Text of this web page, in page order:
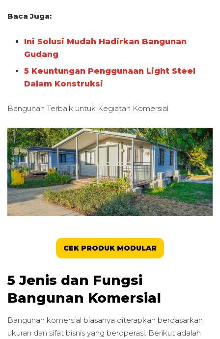
Baca Juga:
Ini Solusi Mudah Hadirkan Bangunan
Gudang
5 Keuntungan Penggunaan Light Steel
Dalam Konstruksi
Bangunan Terbaik untuk Kegiatan Komersial
CEK PRODUK MODULAR
5 Jenis dan Fungsi
Bangunan Komersial
Bangunan komersial biasanya diterapkan berdasarkan
ukuran dan sifat bisnis yang beroperasi. Berikut adalah